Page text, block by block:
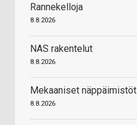
Rannekelloja
8.8.2026
NAS rakentelut
8.8.2026
Mekaaniset näppäimistöt
8.8.2026